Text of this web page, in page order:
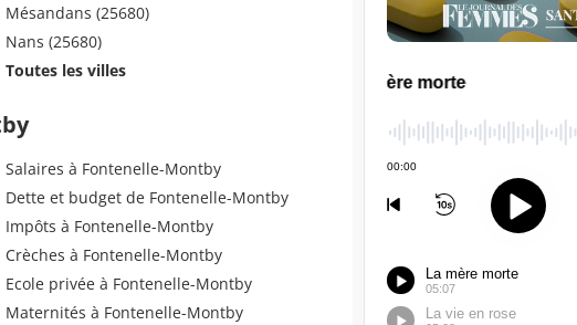
Mésandans (25680)
Nans (25680)
Toutes les villes
Salaires à Fontenelle-Montby
Dette et budget de Fontenelle-Montby
Impôts à Fontenelle-Montby
Crèches à Fontenelle-Montby
Ecole privée à Fontenelle-Montby
Maternités à Fontenelle-Montby